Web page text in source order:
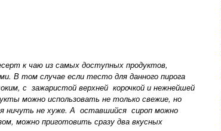
к чаю из самых доступных продуктов,
В том случае если тесто для данного пирога
с зажаристой верхней корочкой и нежнейшей
можно использовать не только свежие, но
ничуть не хуже. А оставшийся сироп можно
можно приготовить сразу два вкусных